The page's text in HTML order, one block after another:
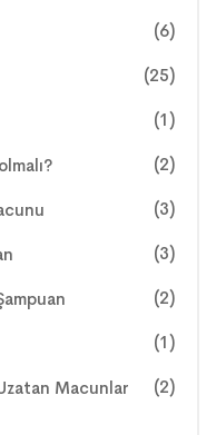
(6)
(25)
(1)
(2)
(3)
(3)
(2)
(1)
Macunlar (2)